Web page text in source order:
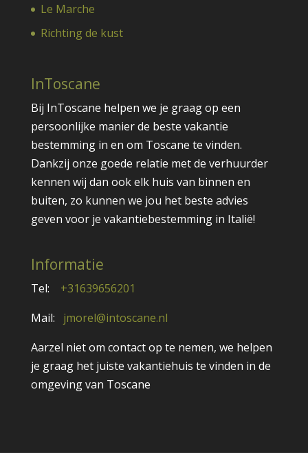
Le Marche
Richting de kust
InToscane
Bij InToscane helpen we je graag op een
persoonlijke manier de beste vakantie
bestemming in en om Toscane te vinden.
Dankzij onze goede relatie met de verhuurder
kennen wij dan ook elk huis van binnen en
buiten, zo kunnen we jou het beste advies
geven voor je vakantiebestemming in Italië!
Informatie
Tel: +31639656201
Mail: jmorel@intoscane.nl
Aarzel niet om contact op te nemen, we helpen
je graag het juiste vakantiehuis te vinden in de
omgeving van Toscane